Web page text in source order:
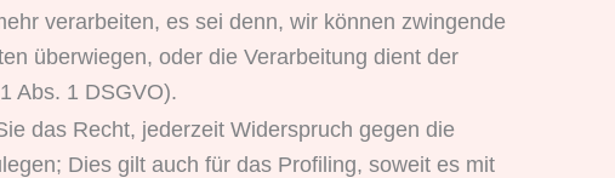
verarbeiten, es sei denn, wir können zwingende
überwiegen, oder die Verarbeitung dient der
Abs. 1 DSGVO).
das Recht, jederzeit Widerspruch gegen die
Dies gilt auch für das Profiling, soweit es mit